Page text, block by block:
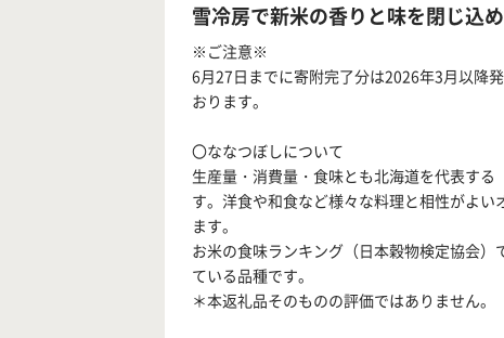
雪冷房で新米の香りと味を閉じ込
※ご注意※
6月27日までに寄附完了分は2026年3月以降
おります。
〇ななつぼしについて
生産量・消費量・食味とも北海道を代表す
す。洋食や和食など様々な料理と相性がよ
ます。
お米の食味ランキング（日本穀物検定協会
ている品種です。
＊本返礼品そのものの評価ではありません。